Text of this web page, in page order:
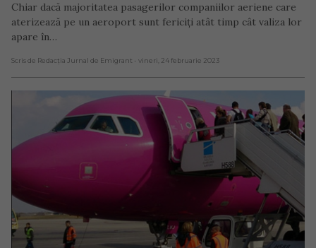
Chiar dacă majoritatea pasagerilor companiilor aeriene care
aterizează pe un aeroport sunt fericiți atât timp cât valiza lor
apare în…
Scris de Redacția Jurnal de Emigrant - vineri, 24 februarie 2023